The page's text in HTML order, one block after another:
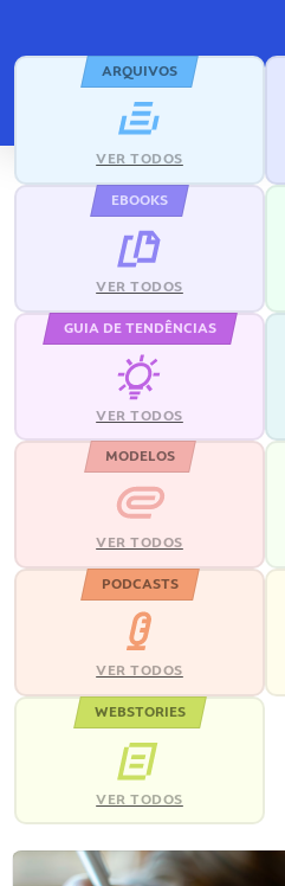
ARQUIVOS
VER TODOS
EBOOKS
VER TODOS
GUIA DE TENDÊNCIAS
VER TODOS
MODELOS
VER TODOS
PODCASTS
VER TODOS
WEBSTORIES
VER TODOS